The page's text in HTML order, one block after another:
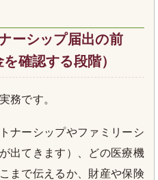
ーシップ届出の前
確認する段階）
務です。
ナーシップやファミリーシ
出てきます）、どの医療機
まで伝えるか、財産や保険